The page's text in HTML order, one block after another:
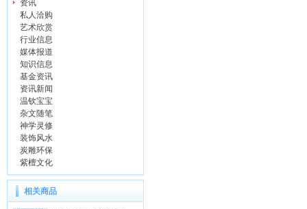
资讯
私人洽购
艺术欣赏
行业信息
媒体报道
知识信息
基金资讯
资讯新闻
温钦宝宝
杂文随笔
神学灵修
装饰风水
炭雕环保
紫檀文化
相关商品